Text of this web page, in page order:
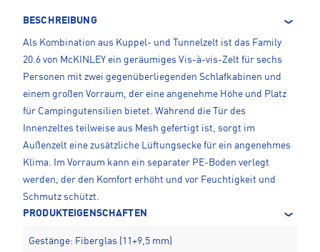
BESCHREIBUNG
Als Kombination aus Kuppel- und Tunnelzelt ist das Family
20.6 von McKINLEY ein geräumiges Vis-à-vis-Zelt für sechs
Personen mit zwei gegenüberliegenden Schlafkabinen und
einem großen Vorraum, der eine angenehme Höhe und Platz
für Campingutensilien bietet. Während die Tür des
Innenzeltes teilweise aus Mesh gefertigt ist, sorgt im
Außenzelt eine zusätzliche Lüftungsecke für ein angenehmes
Klima. Im Vorraum kann ein separater PE-Boden verlegt
werden, der den Komfort erhöht und vor Feuchtigkeit und
Schmutz schützt.
PRODUKTEIGENSCHAFTEN
Gestänge: Fiberglas (11+9,5 mm)